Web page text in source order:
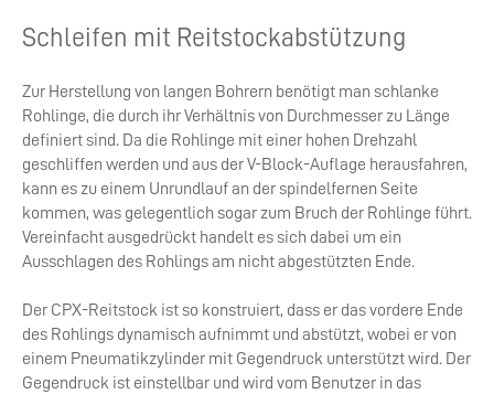
Schleifen mit Reitstockabstützung
Zur Herstellung von langen Bohrern benötigt man schlanke
Rohlinge, die durch ihr Verhältnis von Durchmesser zu Länge
definiert sind. Da die Rohlinge mit einer hohen Drehzahl
geschliffen werden und aus der V-Block-Auflage herausfahren,
kann es zu einem Unrundlauf an der spindelfernen Seite
kommen, was gelegentlich sogar zum Bruch der Rohlinge führt.
Vereinfacht ausgedrückt handelt es sich dabei um ein
Ausschlagen des Rohlings am nicht abgestützten Ende.
Der CPX-Reitstock ist so konstruiert, dass er das vordere Ende
des Rohlings dynamisch aufnimmt und abstützt, wobei er von
einem Pneumatikzylinder mit Gegendruck unterstützt wird. Der
Gegendruck ist einstellbar und wird vom Benutzer in das